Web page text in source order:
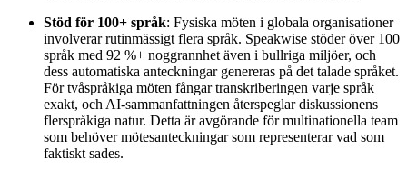
Stöd för 100+ språk: Fysiska möten i globala organisationer
involverar rutinmässigt flera språk. Speakwise stöder över 100
språk med 92 %+ noggrannhet även i bullriga miljöer, och
dess automatiska anteckningar genereras på det talade språket.
För tvåspråkiga möten fångar transkriberingen varje språk
exakt, och AI-sammanfattningen återspeglar diskussionens
flerspråkiga natur. Detta är avgörande för multinationella team
som behöver mötesanteckningar som representerar vad som
faktiskt sades.